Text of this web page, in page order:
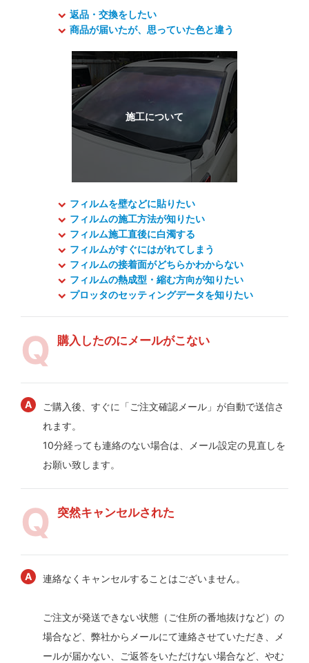
返品・交換をしたい
商品が届いたが、思っていた色と違う
フィルムを壁などに貼りたい
フィルムの施工方法が知りたい
フィルム施工直後に白濁する
フィルムがすぐにはがれてしまう
フィルムの接着面がどちらかわからない
フィルムの熱成型・縮む方向が知りたい
プロッタのセッティングデータを知りたい
購入したのにメールがこない
ご購入後、すぐに「ご注文確認メール」が自動で送信さ
れます。
10分経っても連絡のない場合は、メール設定の見直しを
お願い致します。
突然キャンセルされた
連絡なくキャンセルすることはございません。
ご注文が発送できない状態（ご住所の番地抜けなど）の
場合など、弊社からメールにて連絡させていただき、メ
ールが届かない、ご返答をいただけない場合など、やむ